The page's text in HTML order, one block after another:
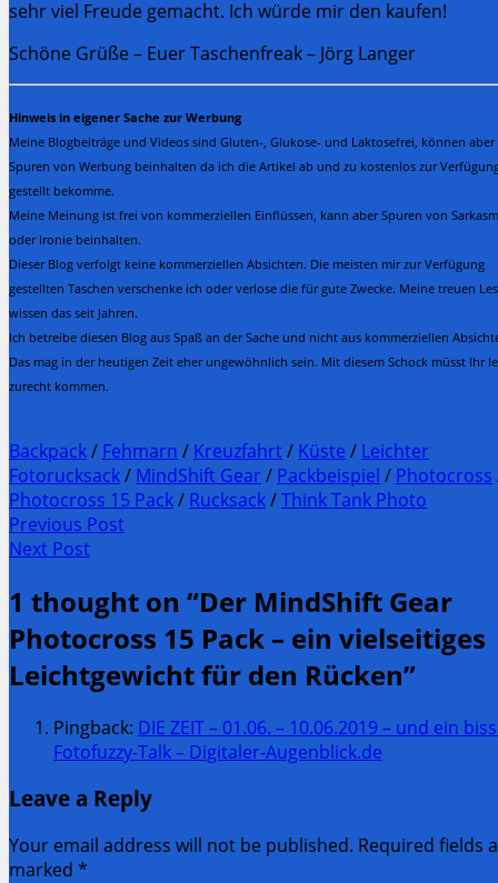
sehr viel Freude gemacht. Ich würde mir den kaufen!
Schöne Grüße – Euer Taschenfreak – Jörg Langer
Hinweis in eigener Sache zur Werbung
Meine Blogbeiträge und Videos sind Gluten-, Glukose- und Laktosefrei, können aber
Spuren von Werbung beinhalten da ich die Artikel ab und zu kostenlos zur
gestellt bekomme.
Meine Meinung ist frei von kommerziellen Einflüssen, kann aber Spuren von
oder Ironie beinhalten.
Dieser Blog verfolgt keine kommerziellen Absichten. Die meisten mir zur Verfügung
gestellten Taschen verschenke ich oder verlose die für gute Zwecke. Meine treuen
wissen das seit Jahren.
Ich betreibe diesen Blog aus Spaß an der Sache und nicht aus kommerziellen
Das mag in der heutigen Zeit eher ungewöhnlich sein. Mit diesem Schock müsst Ihr
zurecht kommen.
Backpack/ Fehmarn / Kreuzfahrt / Küste / Leichter
Fotorucksack/ MindShift Gear / Packbeispiel / Photocross
Photocross 15 Pack/ Rucksack/Think Tank Photo
Post
navigation
Previous Post
Previous
Next Post
Post:
1 thought on “Der MindShift Gear
Photocross 15 Pack – ein vielseitiges
Leichtgewicht für den Rücken”
Pingback: DIE ZEIT – 01.06. – 10.06.2019 – und ein
Fotofuzzy-Talk – Digitaler-Augenblick.de
Leave a Reply
Your email address will not be published. Required fields
marked *